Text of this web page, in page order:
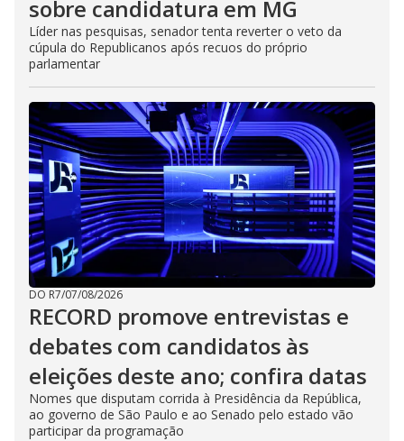
sobre candidatura em MG
Líder nas pesquisas, senador tenta reverter o veto da
cúpula do Republicanos após recuos do próprio
parlamentar
DO R7/07/08/2026
RECORD promove entrevistas e
debates com candidatos às
eleições deste ano; confira datas
Nomes que disputam corrida à Presidência da República,
ao governo de São Paulo e ao Senado pelo estado vão
participar da programação